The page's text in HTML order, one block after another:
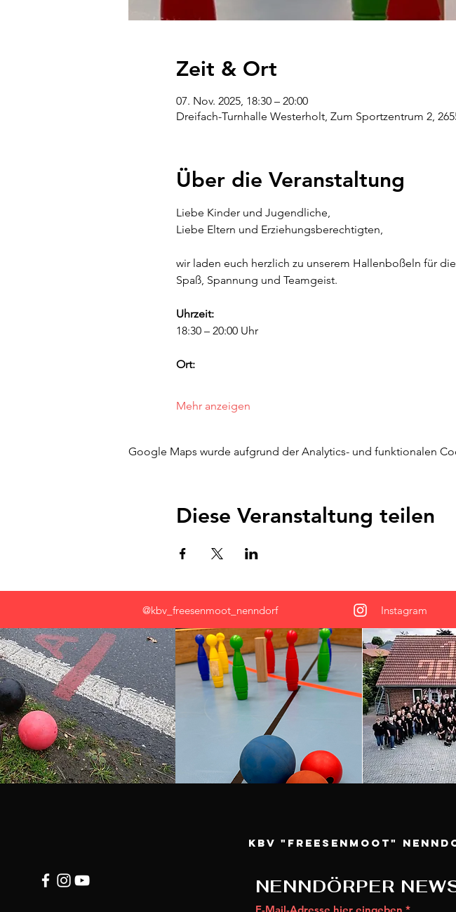
Zeit & Ort
07. Nov. 2025, 18:30 – 20:00
Dreifach-Turnhalle Westerholt, Zum Sportzentrum 2,
Über die Veranstaltung
Liebe Kinder und Jugendliche,
Liebe Eltern und Erziehungsberechtigten,
wir laden euch herzlich zu unserem Hallenboßeln für
Spaß, Spannung und Teamgeist.
Uhrzeit:
18:30 – 20:00 Uhr
Ort:
Mehr anzeigen
Google Maps wurde aufgrund der Analytics- und funktionalen
Diese Veranstaltung teilen
@kbv_freesenmoot_nenndorf Instagram
KBV "Freesenmoot"
NENNDÖRPER